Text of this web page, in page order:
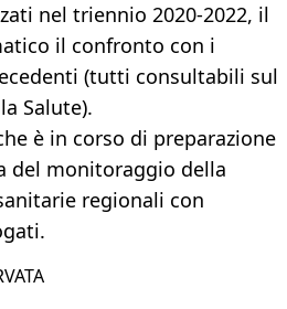
nel triennio 2020-2022, il
il confronto con i
(tutti consultabili sul
Salute).
è in corso di preparazione
del monitoraggio della
regionali con